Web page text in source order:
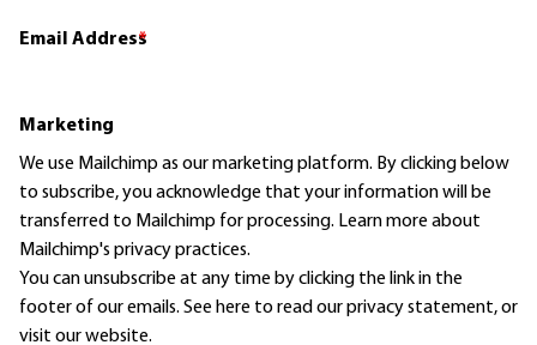
Email Address
*
Marketing
We use Mailchimp as our marketing platform. By clicking below
to subscribe, you acknowledge that your information will be
transferred to Mailchimp for processing. Learn moreabout
Mailchimp's privacy practices.
You can unsubscribe at any time by clicking the link in the
footer of our emails. See here to read ourprivacy statement, or
visit our website.